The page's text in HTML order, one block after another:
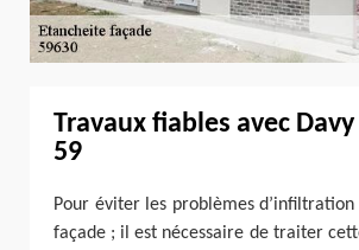
Travaux fiables avec
59
Pour éviter les problèmes d’infiltration
façade ; il est nécessaire de traiter